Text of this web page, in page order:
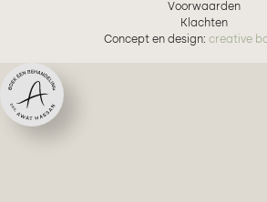
Voorwaarden
Klachten
Concept en design: creative